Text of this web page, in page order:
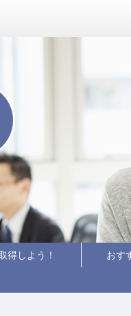
得しよう！ おす